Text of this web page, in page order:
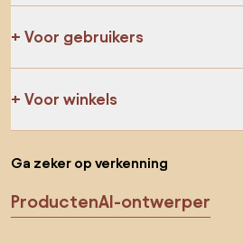
Voor gebruikers
Voor winkels
Ga zeker op verkenning
ProductenAI-ontwerper